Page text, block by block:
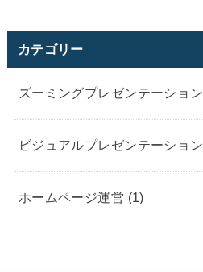
カテゴリー
ズーミングプレゼンテーション
ビジュアルプレゼンテーション
ホームページ運営 (1)